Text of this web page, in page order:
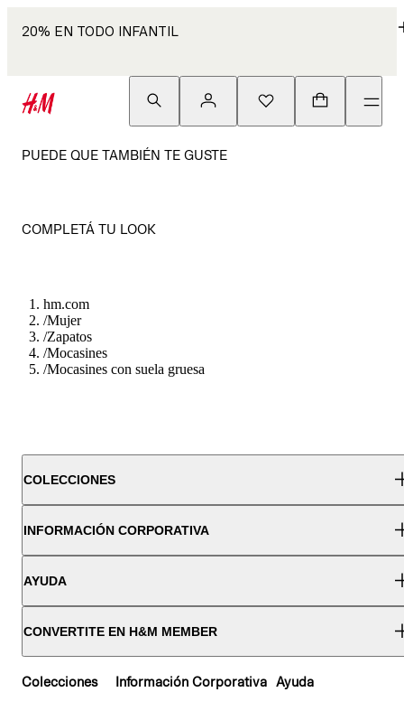
20% EN TODO INFANTIL
PUEDE QUE TAMBIÉN TE GUSTE
COMPLETÁ TU LOOK
hm.com
/Mujer
/Zapatos
/Mocasines
/Mocasines con suela gruesa
COLECCIONES
INFORMACIÓN CORPORATIVA
AYUDA
CONVERTITE EN H&M MEMBER
Colecciones Información Corporativa Ayuda